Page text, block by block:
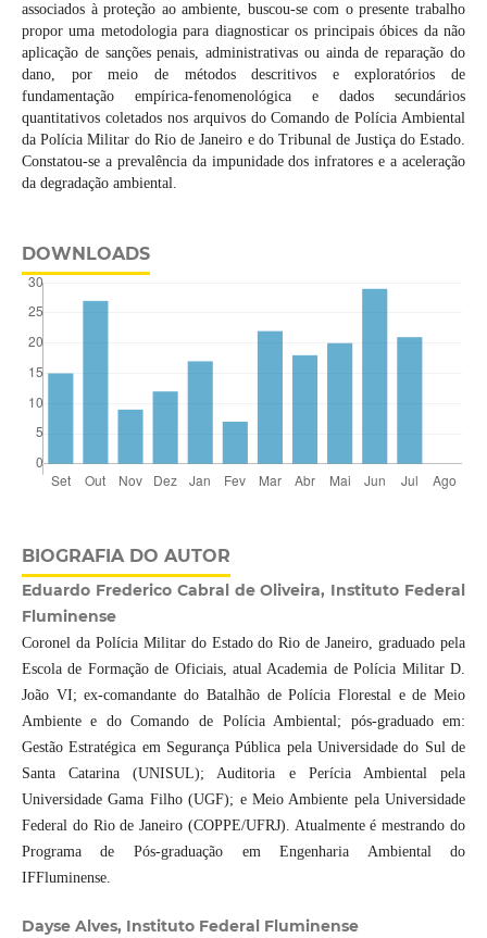
associados à proteção ao ambiente, buscou-se com o presente trabalho
propor uma metodologia para diagnosticar os principais óbices da não
aplicação de sanções penais, administrativas ou ainda de reparação do
dano, por meio de métodos descritivos e exploratórios de
fundamentação empírica-fenomenológica e dados secundários
quantitativos coletados nos arquivos do Comando de Polícia Ambiental
da Polícia Militar do Rio de Janeiro e do Tribunal de Justiça do Estado.
Constatou-se a prevalência da impunidade dos infratores e a aceleração
da degradação ambiental.
DOWNLOADS
BIOGRAFIA DO AUTOR
Eduardo Frederico Cabral de Oliveira, Instituto Federal
Fluminense
Coronel da Polícia Militar do Estado do Rio de Janeiro, graduado pela
Escola de Formação de Oficiais, atual Academia de Polícia Militar D.
João VI; ex-comandante do Batalhão de Polícia Florestal e de Meio
Ambiente e do Comando de Polícia Ambiental; pós-graduado em:
Gestão Estratégica em Segurança Pública pela Universidade do Sul de
Santa Catarina (UNISUL); Auditoria e Perícia Ambiental pela
Universidade Gama Filho (UGF); e Meio Ambiente pela Universidade
Federal do Rio de Janeiro (COPPE/UFRJ). Atualmente é mestrando do
Programa de Pós-graduação em Engenharia Ambiental do
IFFluminense.
Dayse Alves, Instituto Federal Fluminense